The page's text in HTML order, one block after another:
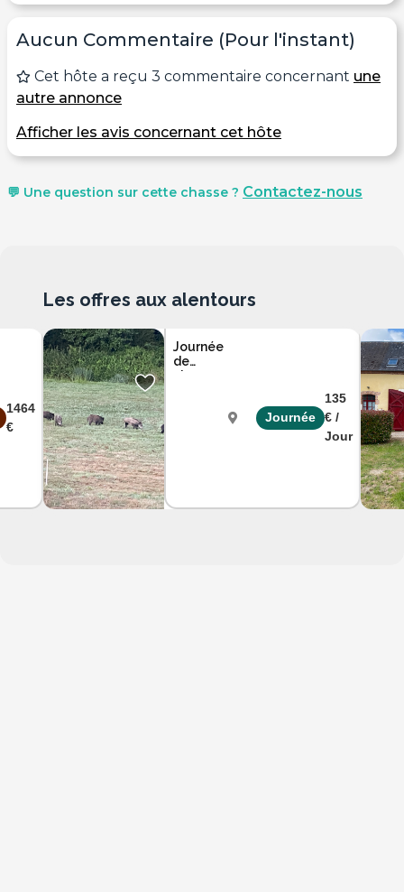
Aucun Commentaire (Pour l'instant)
Cet hôte a reçu 3 commentaire concernant une
autre annonce
Afficher les avis concernant cet hôte
💬 Une question sur cette chasse ? Contactez-nous
1464
€
Journée
de
chasse
Journée
135
€ /
Jour
Les offres aux alentours